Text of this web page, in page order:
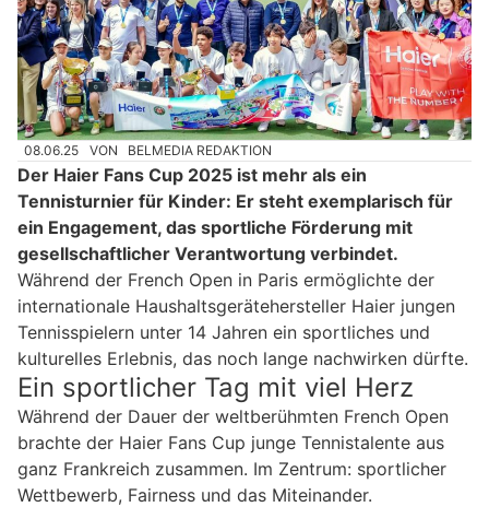
08.06.25 VON BELMEDIA REDAKTION
Der Haier Fans Cup 2025 ist mehr als ein
Tennisturnier für Kinder: Er steht exemplarisch für
ein Engagement, das sportliche Förderung mit
gesellschaftlicher Verantwortung verbindet.
Während der French Open in Paris ermöglichte der
internationale Haushaltsgerätehersteller Haier jungen
Tennisspielern unter 14 Jahren ein sportliches und
kulturelles Erlebnis, das noch lange nachwirken dürfte.
Ein sportlicher Tag mit viel Herz
Während der Dauer der weltberühmten French Open
brachte der Haier Fans Cup junge Tennistalente aus
ganz Frankreich zusammen. Im Zentrum: sportlicher
Wettbewerb, Fairness und das Miteinander.